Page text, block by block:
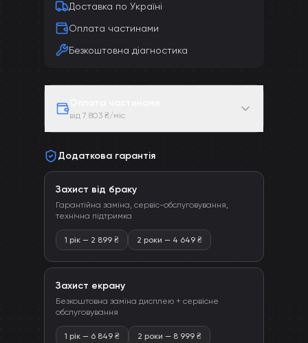
Доставка по Україні
Оплата частинами
Безкоштовна діагностика
від 7 803 ₴/міс
Додаткова гарантія
Захист від браку
Гарантійна заміна, сервіс-обслуговування,
технічна підтримка
1 рік — 2 899 ₴ 2 роки — 4 649 ₴
Захист екрану
Безкоштовна заміна дисплею + сервісне
обслуговування
1 рік — 6 849 ₴ 2 роки — 8 999 ₴